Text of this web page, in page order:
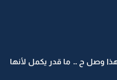
وصل ح .. ما قدر يكمل لأنها